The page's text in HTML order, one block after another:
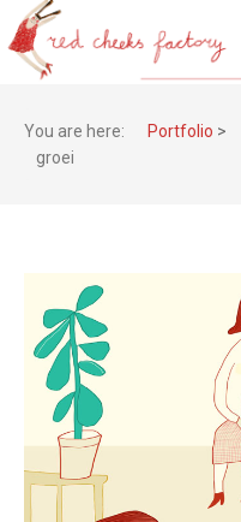
You are here: Portfolio >
groei